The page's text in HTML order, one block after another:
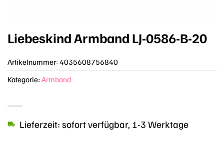
Liebeskind Armband LJ-0586-B-20
Lieferzeit: sofort verfügbar, 1-3 Werktage
Artikelnummer: 4035608756840
Kategorie: Armband